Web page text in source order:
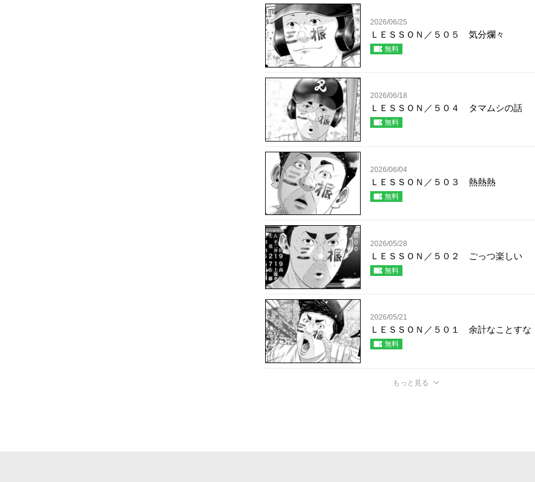
2026/06/25
ＬＥＳＳＯＮ／５０５ 気分爛々
無料
2026/06/18
ＬＥＳＳＯＮ／５０４ タマムシの話
無料
2026/06/04
ＬＥＳＳＯＮ／５０３ 熱熱熱
無料
2026/05/28
ＬＥＳＳＯＮ／５０２ ごっつ楽しい
無料
2026/05/21
ＬＥＳＳＯＮ／５０１ 余計なことすな
無料
もっと見る